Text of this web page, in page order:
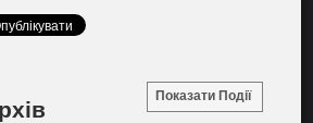
Показати Події